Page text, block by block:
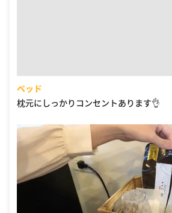
ベッド
枕元にしっかりコンセントあります👌